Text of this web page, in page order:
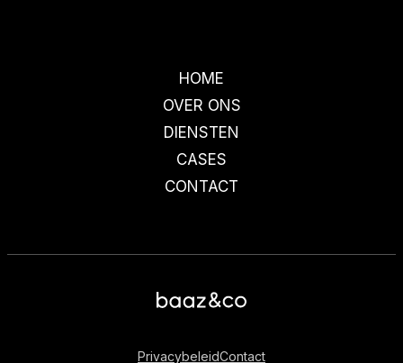
HOME
OVER ONS
DIENSTEN
CASES
CONTACT
PrivacybeleidContact